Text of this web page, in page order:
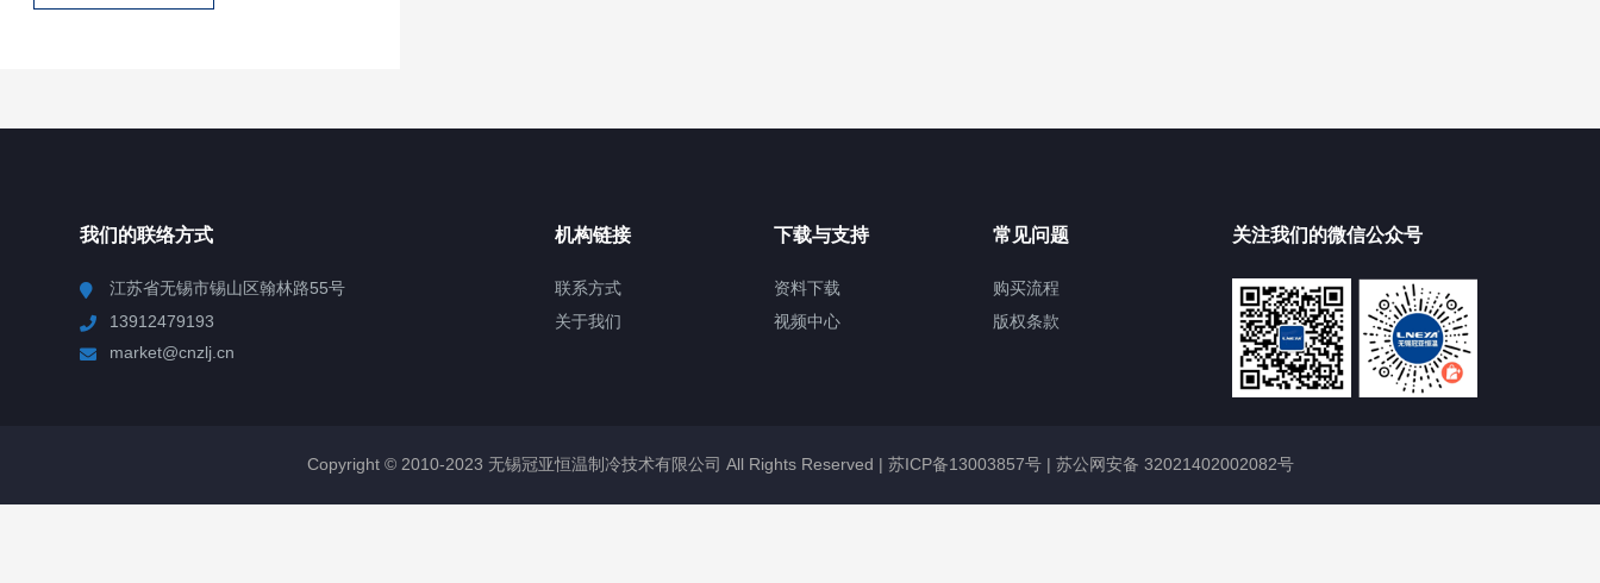
我们的联络方式
江苏省无锡市锡山区翰林路55号
13912479193
market@cnzlj.cn
机构链接
联系方式
关于我们
下载与支持
资料下载
视频中心
常见问题
购买流程
版权条款
关注我们的微信公众号
Copyright © 2010-2023 无锡冠亚恒温制冷技术有限公司 All Rights Reserved | 苏ICP备13003857号| 苏公网安备 32021402002082号